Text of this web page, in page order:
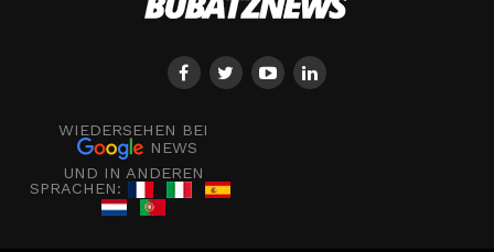
WIEDERSEHEN BEI
NEWS
UND IN ANDEREN
SPRACHEN: